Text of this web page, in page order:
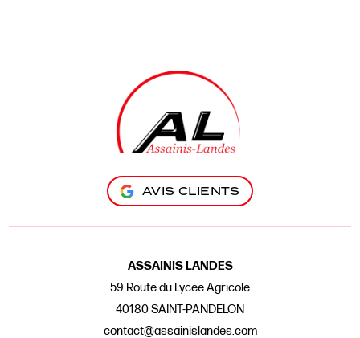
AVIS CLIENTS
ASSAINIS LANDES
59 Route du Lycee Agricole
40180 SAINT-PANDELON
contact@assainislandes.com